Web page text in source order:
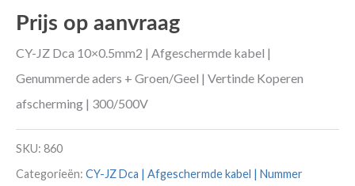
Prijs op aanvraag
CY-JZ Dca 10×0.5mm2 | Afgeschermde kabel |
Genummerde aders + Groen/Geel | Vertinde Koperen
afscherming | 300/500V
SKU: 860
Categorieën: CY-JZ Dca | Afgeschermde kabel | Nummer